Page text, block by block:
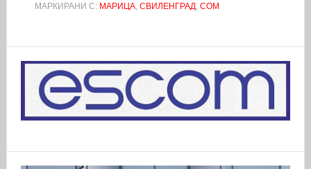
МАРКИРАНИ С: МАРИЦА, СВИЛЕНГРАД, СОМ